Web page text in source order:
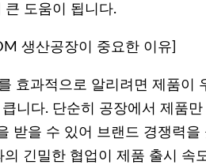
큰 도움이 됩니다.
생산공장이 중요한 이유]
효과적으로 알리려면 제품이
니다. 단순히 공장에서 제품
받을 수 있어 브랜드 경쟁력
긴밀한 협업이 제품 출시 속